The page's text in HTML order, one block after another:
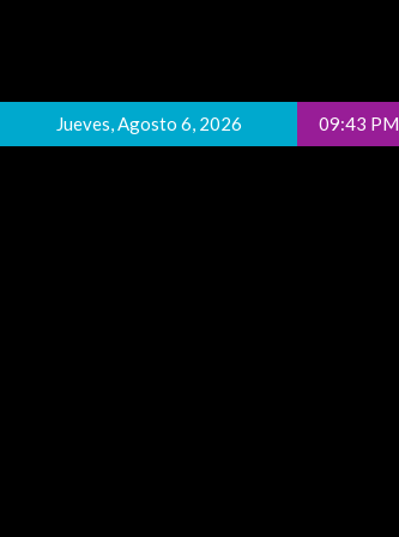
Jueves, Agosto 6, 2026 09:43 PM